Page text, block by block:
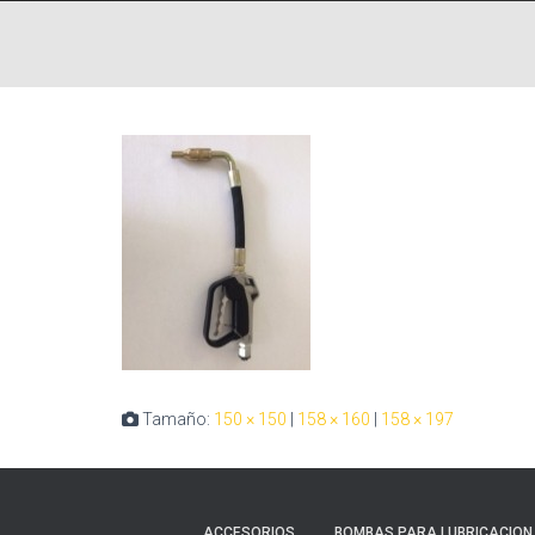
Tamaño: 150 × 150 158 × 160 158 × 197